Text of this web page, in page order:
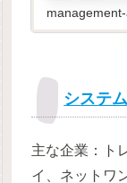
システ
主な企業：ト
イ、ネットワ